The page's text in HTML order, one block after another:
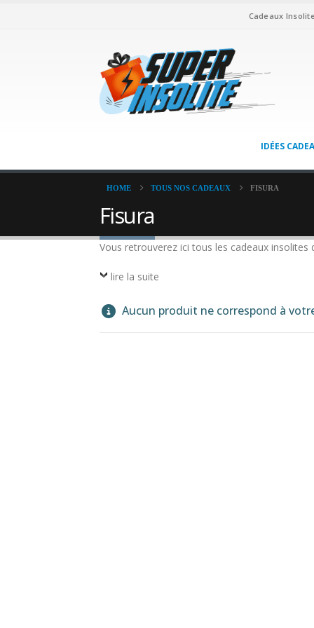
Cadeaux
IDÉES
HOME TOUS NOS CADEAUX FISURA
Fisura
Vous retrouverez ici tous les cadeaux insolites
lire la suite
Aucun produit ne correspond à